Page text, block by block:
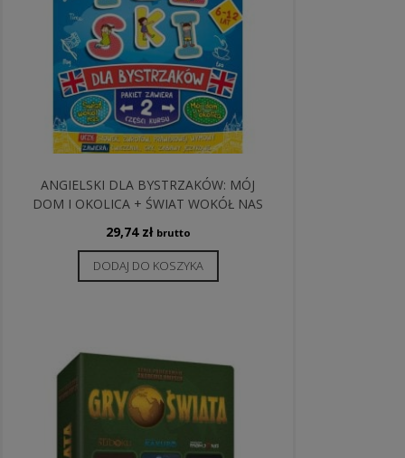
ANGIELSKI DLA BYSTRZAKÓW: MÓJ
DOM I OKOLICA + ŚWIAT WOKÓŁ NAS
29,74 zł brutto
DODAJ DO KOSZYKA